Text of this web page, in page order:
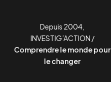
Depuis 2004,
INVESTIG’ACTION /
Comprendre le monde pour
le changer